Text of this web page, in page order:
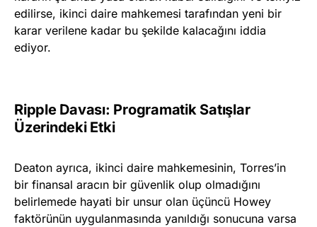
edilirse, ikinci daire mahkemesi tarafından yeni bir
karar verilene kadar bu şekilde kalacağını iddia
ediyor.
Ripple Davası: Programatik Satışlar
Üzerindeki Etki
Deaton ayrıca, ikinci daire mahkemesinin, Torres’in
bir finansal aracın bir güvenlik olup olmadığını
belirlemede hayati bir unsur olan üçüncü Howey
faktörünün uygulanmasında yanıldığı sonucuna varsa